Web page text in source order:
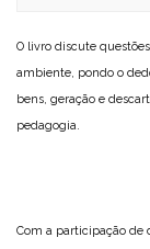
O livro discute
ambiente, pondo o
bens, geração e
pedagogia.
Com a participação de